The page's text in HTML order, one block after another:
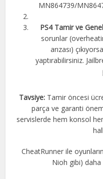
MN864739/
PS4 Tamir ve
sorunlar
arızası)
yaptırabilirsiniz.
Tavsiye: Tamir öncesi
parça ve garanti
servislerde hem konsol
CheatRunner ile
Nioh gibi)